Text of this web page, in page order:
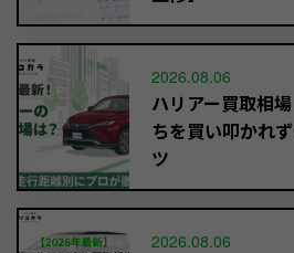
2026.08.06
ハリアー買取相
ちを買い叩かれ
ツ
2026.08.06